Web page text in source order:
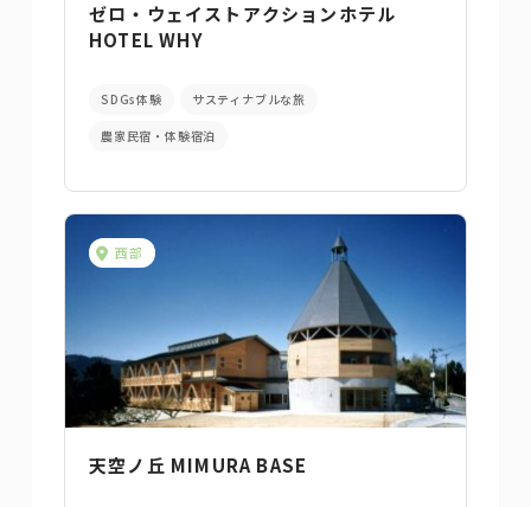
ゼロ・ウェイストアクションホテル
HOTEL WHY
SDGs体験 サスティナブルな旅
農家民宿・体験宿泊
西部
天空ノ丘 MIMURA BASE